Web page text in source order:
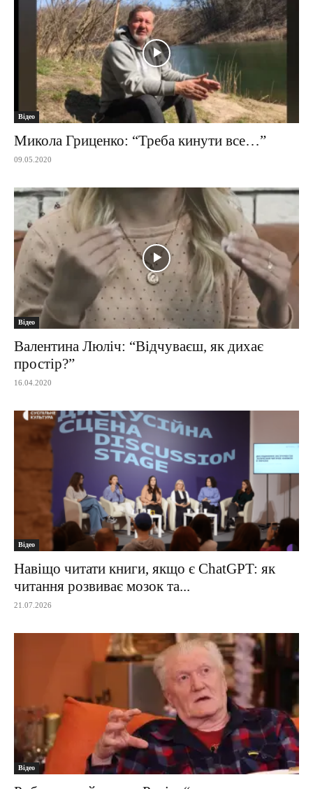
Відео
Микола Гриценко: “Треба кинути все…”
09.05.2020
Відео
Валентина Люліч: “Відчуваєш, як дихає
простір?”
16.04.2020
Відео
Навіщо читати книги, якщо є ChatGPT: як
читання розвиває мозок та...
21.07.2026
Відео